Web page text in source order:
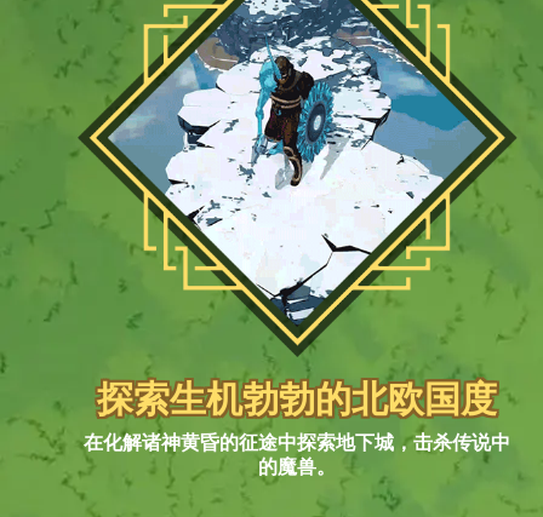
探索生机勃勃的北欧国度
在化解诸神黄昏的征途中探索地下城，击杀传说中
的魔兽。